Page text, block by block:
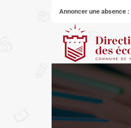
Annoncer une absence :